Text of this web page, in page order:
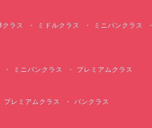
クラス ミドルクラス ミニバンクラス
ミニバンクラス プレミアムクラス
プレミアムクラス バンクラス